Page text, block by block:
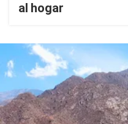
al hogar